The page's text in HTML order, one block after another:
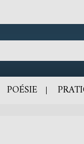
POÉSIE